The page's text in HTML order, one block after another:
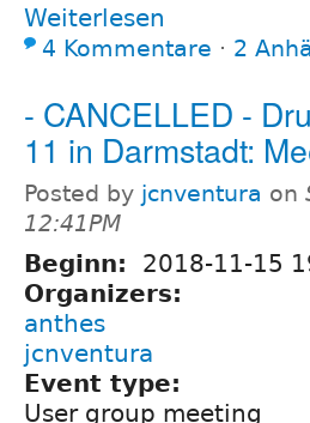
Weiterlesen
4 Kommentare ⋅ 2
- CANCELLED -
11 in Darmstadt:
Posted by jcnventura on
12:41PM
Beginn: 2018-11-15
Organizers:
anthes
jcnventura
Event type:
User group meeting